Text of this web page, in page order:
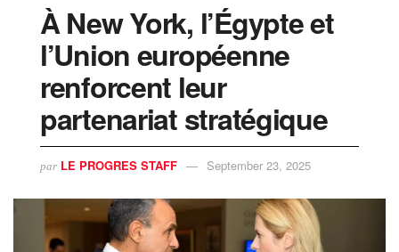
À New York, l’Égypte et
l’Union européenne
renforcent leur
partenariat stratégique
par LE PROGRES STAFF September 23, 2025